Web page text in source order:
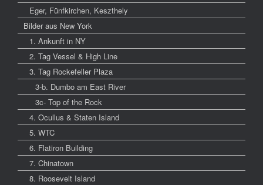
Eger, Fünfkirchen, Keszthely
Bilder aus New York
1. Ankunft in NY
2. Tag Vessel & High Line
3. Tag Rockefeller Plaza
3-b. Dumbo am East River
3c- Top of the Rock
4. Ocullus & Staten Island
5. WTC
6. Flatiron Building
7. Chinatown
8. Roosevelt Island